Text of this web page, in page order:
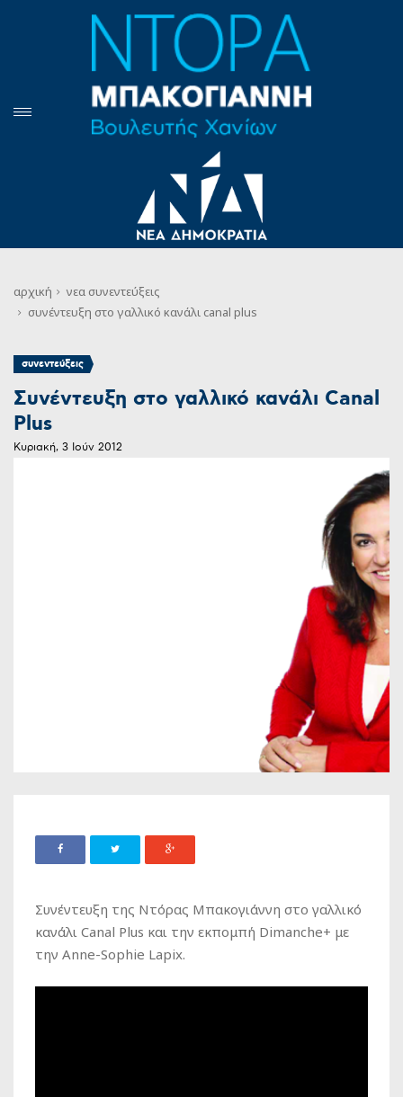
αρχική νεα συνεντεύξεις
συνέντευξη στο γαλλικό κανάλι canal plus
συνεντεύξεις
Συνέντευξη στο γαλλικό κανάλι Canal
Plus
Κυριακή, 3 Ιούν 2012
Συνέντευξη της Ντόρας Μπακογιάννη στο γαλλικό
κανάλι Canal Plus και την εκπομπή Dimanche+ με
την Anne-Sophie Lapix.